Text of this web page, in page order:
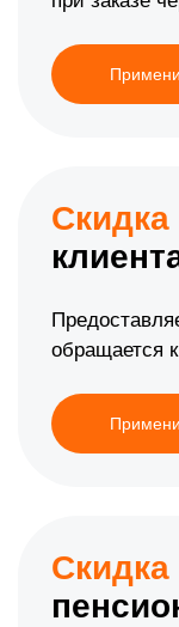
Скидка
обращается
Скидка